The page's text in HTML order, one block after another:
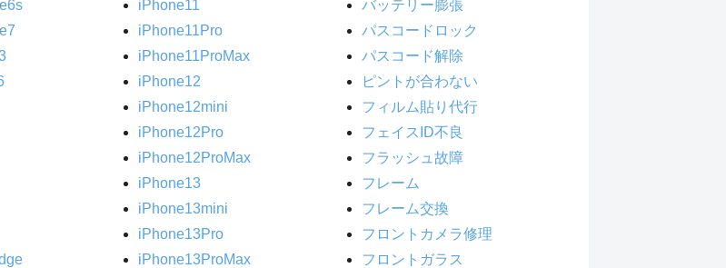
iPhone11
iPhone11Pro
iPhone11ProMax
iPhone12
iPhone12mini
iPhone12Pro
iPhone12ProMax
iPhone13
iPhone13mini
iPhone13Pro
iPhone13ProMax
バッテリー膨張
パスコードロック
パスコード解除
ピントが合わない
フィルム貼り代行
フェイスID不良
フラッシュ故障
フレーム
フレーム交換
フロントカメラ修理
フロントガラス